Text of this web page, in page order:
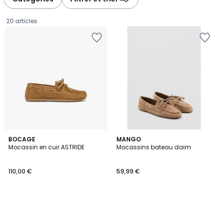
20 articles
BOCAGE
Mocassin en cuir ASTRIDE
€.
110,00 €
5
/
MANGO
Mocassins bateau daim
59,99 €